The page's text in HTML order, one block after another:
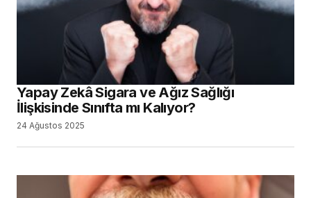
Yapay Zekâ Sigara ve Ağız Sağlığı
İlişkisinde Sınıfta mı Kalıyor?
24 Ağustos 2025